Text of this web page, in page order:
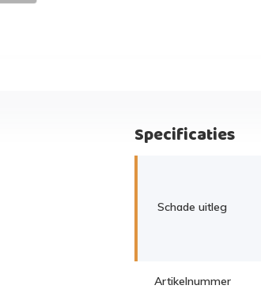
Specificaties
Schade uitleg
Artikelnummer